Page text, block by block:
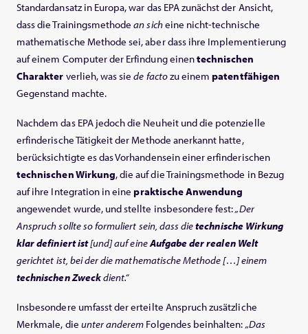
Standardansatz in Europa, war das EPA zunächst der Ansicht,
dass die Trainingsmethodean sicheine nicht-technische
mathematische Methode sei, aber dass ihre Implementierung
auf einem Computer der Erfindung einentechnischen
Charakter verlieh, was siede factozu einempatentfähigen
Gegenstand machte.
Nachdem das EPA jedoch die Neuheit und die potenzielle
erfinderische Tätigkeit der Methode anerkannt hatte,
berücksichtigte es das Vorhandensein einer erfinderischen
technischen Wirkung, die auf die Trainingsmethode in Bezug
auf ihre Integration in einepraktische Anwendung
angewendet wurde, und stellte insbesondere fest:„Der
Anspruch sollte so formuliert sein, dass dietechnische Wirkung
klar definiert ist[und] auf eineAufgabe der realen Welt
gerichtet ist, bei der die mathematische Methode […] einem
technischen Zweckdient.“
Insbesondere umfasst der erteilte Anspruch zusätzliche
Merkmale, die unter anderem Folgendes beinhalten: „Das